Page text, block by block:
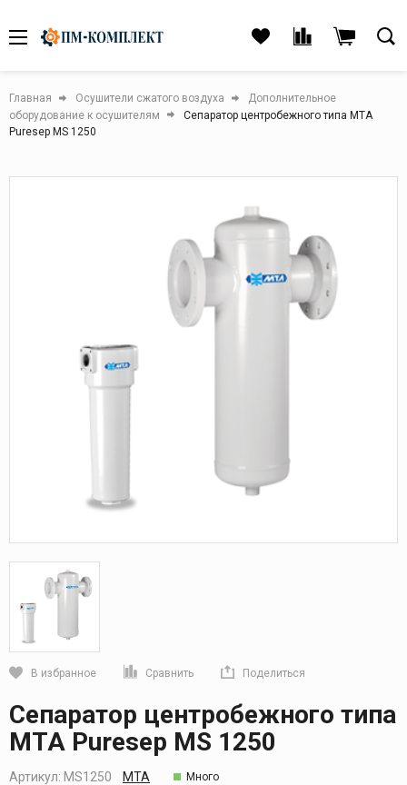
Главная Осушители сжатого воздуха
Дополнительное
оборудование к осушителям
Сепаратор центробежного типа МТА
Puresep MS 1250
В избранное Сравнить Поделиться
Кликните, чтобы скопировать прямую ссылку
Сепаратор центробежного типа
МТА Puresep MS 1250
Артикул: MS1250 MTA Много